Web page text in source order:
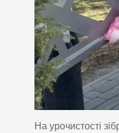
На урочистості